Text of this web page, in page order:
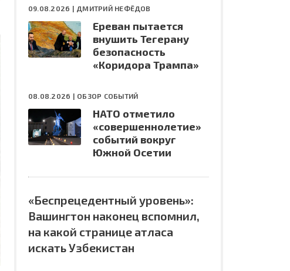
09.08.2026 | ДМИТРИЙ НЕФЁДОВ
Ереван пытается
внушить Тегерану
безопасность
«Коридора Трампа»
08.08.2026 | ОБЗОР СОБЫТИЙ
НАТО отметило
«совершеннолетие»
событий вокруг
Южной Осетии
«Беспрецедентный уровень»:
Вашингтон наконец вспомнил,
на какой странице атласа
искать Узбекистан